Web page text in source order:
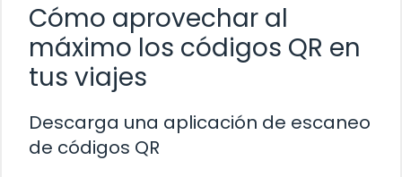
Cómo aprovechar al
máximo los códigos QR en
tus viajes
Descarga una aplicación de escaneo
de códigos QR